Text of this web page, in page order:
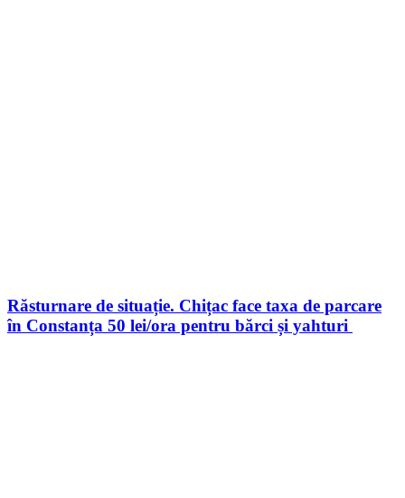
Răsturnare de situație. Chițac face taxa de parcare
în Constanța 50 lei/ora pentru bărci și yahturi